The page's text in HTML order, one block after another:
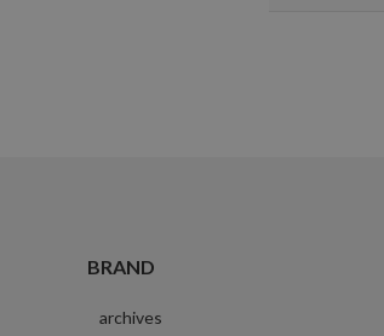
BRAND
archives